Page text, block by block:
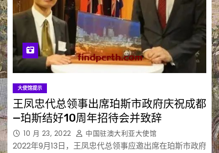
大使馆提示
王凤忠代总领事出席珀斯市政府庆祝成都
—珀斯结好10周年招待会并致辞
10 月 23, 2022 中国驻澳大利亚大使馆
2022年9月13日，王凤忠代总领事应邀出席在珀斯市政府